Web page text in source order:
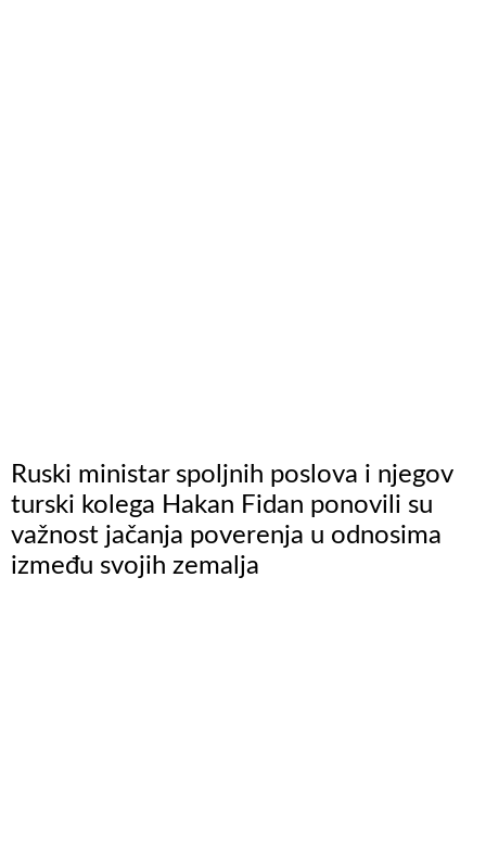
Ruski ministar spoljnih poslova i njegov
turski kolega Hakan Fidan ponovili su
važnost jačanja poverenja u odnosima
između svojih zemalja